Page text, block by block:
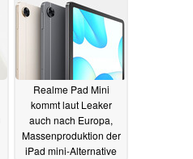
Realme Pad Mini
kommt laut Leaker
auch nach Europa,
Massenproduktion der
iPad mini-Alternative